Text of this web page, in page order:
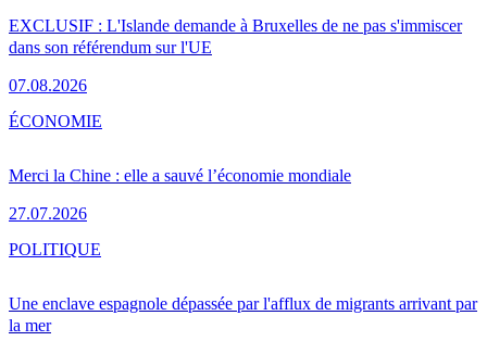
EXCLUSIF : L'Islande demande à Bruxelles de ne pas s'immiscer
dans son référendum sur l'UE
07.08.2026
Merci la Chine : elle a sauvé l’économie mondiale
27.07.2026
ÉCONOMIE
Une enclave espagnole dépassée par l'afflux de migrants arrivant par
la mer
POLITIQUE